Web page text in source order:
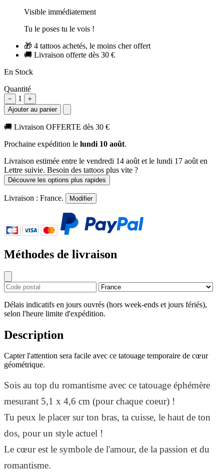
Visible immédiatement
Tu le poses tu le vois !
🎁 4 tattoos achetés, le moins cher offert
🚚 Livraison offerte dès 30 €
En Stock
Quantité
− 1
+
Ajouter au panier
🚚 Livraison OFFERTE dès 30 €
Prochaine expédition le lundi 10 août.
Livraison estimée entre le vendredi 14 août et le lundi 17 août en
Lettre suivie. Besoin des tattoos plus vite ?
Découvre les options plus rapides
Livraison : France. Modifier
Méthodes de livraison
Délais indicatifs en jours ouvrés (hors week-ends et jours fériés),
selon l'heure limite d'expédition.
Description
Capter l'attention sera facile avec ce tatouage temporaire de cœur
géométrique.
Sois au top du romantisme avec ce tatouage éphémère
mesurant 5,1 x 4,6 cm (pour chaque coeur) !
Tu peux le placer sur ton bras, ta cuisse, le haut de ton
dos, pour un style actuel !
Le cœur est le symbole de l'amour, de la passion et du
romantisme.